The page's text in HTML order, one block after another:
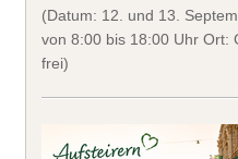
(Datum: 12. und 13.
von 8:00 bis 18:00 Uhr Ort:
frei)